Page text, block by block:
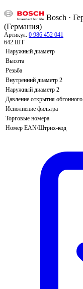
Bosch ·
(Германия)
Артикул: 0 986 452 041
642 ШТ
Наружный диаметр
Высота
Резьба
Внутренний диаметр 2
Наружный диаметр 2
Давление открытия
Исполнение фильтра
Торговые номера
Номер EAN/Штрих-код